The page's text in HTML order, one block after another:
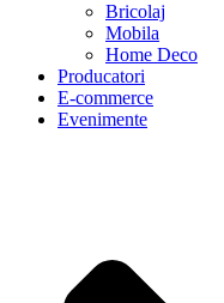
Bricolaj
Mobila
Home Deco
Producatori
E-commerce
Evenimente